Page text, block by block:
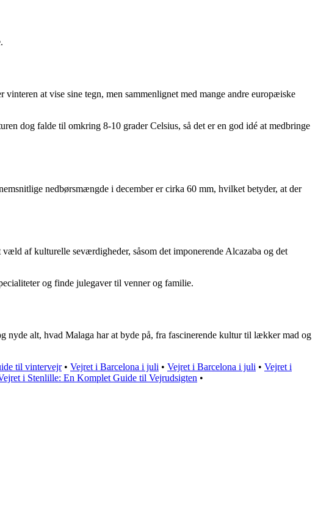
at vise sine tegn, men sammenlignet med mange andre europæiske
dog falde til omkring 8-10 grader Celsius, så det er en god idé at medbringe
nedbørsmængde i december er cirka 60 mm, hvilket betyder, at der
af kulturelle seværdigheder, såsom det imponerende Alcazaba og det
og finde julegaver til venner og familie.
nyde alt, hvad Malaga har at byde på, fra fascinerende kultur til lækker mad og
til vintervejr• Vejret i Barcelona i juli • Vejret i Barcelona i juli • Vejret i
i Stenlille: En Komplet Guide til Vejrudsigten •